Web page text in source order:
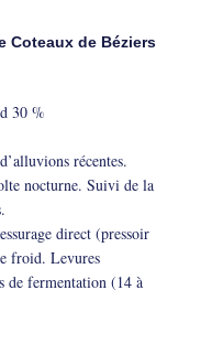
Coteaux de Béziers
30 %
récentes.
nocturne. Suivi de la
direct (pressoir
froid. Levures
de fermentation (14 à